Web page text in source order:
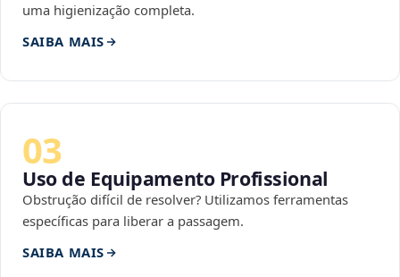
uma higienização completa.
SAIBA MAIS
03
Uso de Equipamento Profissional
Obstrução difícil de resolver? Utilizamos ferramentas
específicas para liberar a passagem.
SAIBA MAIS